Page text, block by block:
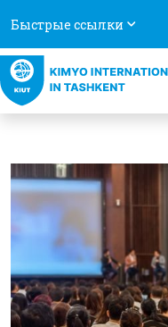
Быстрые ссылки